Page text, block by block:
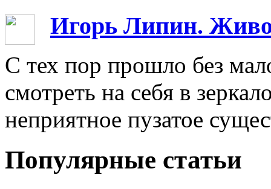
Игорь Липин.
С тех пор прошло без
смотреть на себя в
неприятное пузатое
Популярные статьи